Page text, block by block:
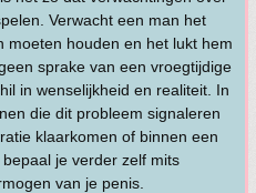
Verwacht een man het
moeten houden en het lukt hem
sprake van een vroegtijdige
in wenselijkheid en realiteit. In
die dit probleem signaleren
klaarkomen of binnen een
je verder zelf mits
van je penis.